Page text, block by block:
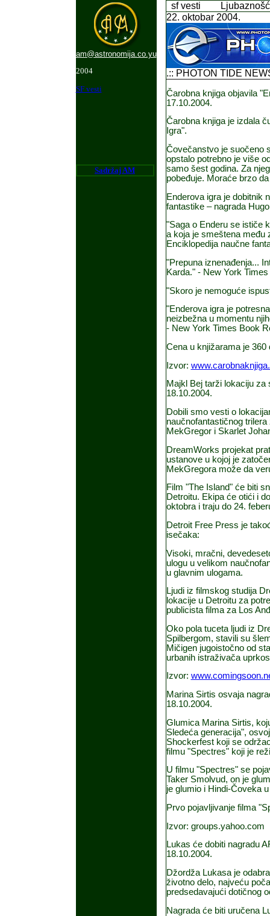
am@astronomija.co.yu
2004
SF vesti
Sadržaj AM
sf vesti
22. oktobar 2004.
.:: PHOTON TIDE
Čarobna knjiga objavila
17.10.2004.
Čarobna knjiga je izdala
Igra".
Čovečanstvo je suočeno
opstalo potrebno je više
samo šest godina. Za
pobeđuje. Moraće brzo
Enderova igra je dobitnik
fantastike – nagrada
"Saga o Enderu se ističe
a koja je smeštena među
Enciklopedija naučne
"Prepuna iznenađenja...
Karda." - New York Times
"Skoro je nemoguće
"Enderova igra je
neizbežna u momentu
- New York Times Book
Cena u knjižarama je
Izvor:
Majkl Bej tarži lokaciju za
18.10.2004.
Dobili smo vesti o
naučnofantastičnog
MekGregor i Skarlet
DreamWorks projekat
ustanove u kojoj je
MekGregora može da
Film "The Island" će biti
Detroitu. Ekipa će otići i
oktobra i traju do 24.
Detroit Free Press je
isečaka:
Visoki, mračni,
ulogu u velikom
u glavnim ulogama.
Ljudi iz filmskog studija
lokacije u Detroitu za
publicista filma za Los
Oko pola tuceta ljudi iz
Spilbergom, stavili su
Mičigen jugoistočno od
urbanih istraživača
Izvor:
Marina Sirtis osvaja
18.10.2004.
Glumica Marina Sirtis,
Sledeća generacija",
Shockerfest koji se
filmu "Spectres" koji je
U filmu "Spectres" se
Taker Smolvud, on je
je glumio i Hindi-Čoveka
Prvo pojavljivanje filma
Izvor: groups.yahoo.com
Lukas će dobiti nagradu
18.10.2004.
Džordža Lukasa je
životno delo, najveću
predsedavajući dotičnog
Nagrada će biti uručena